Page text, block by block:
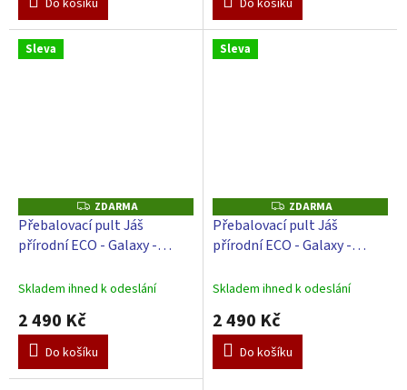
Sleva
Z
D
A
R
ZDARMA
Přebalovací pult Jáš
přírodní ECO - Galaxy -
Skladem ihned k odeslání
2 490 Kč
Do košíku
Sleva
Z
D
A
R
ZDARMA
Přebalovací pult Jáš
přírodní ECO - Galaxy -
Skladem ihned k odeslání
2 490 Kč
Do košíku